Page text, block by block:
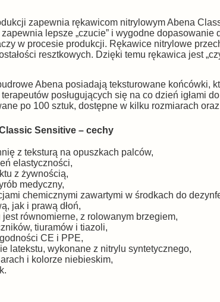
zapewnia rękawicom nitrylowym Abena
lepsze „czucie” i wygodne
w procesie produkcji. Rękawice nitrylowe
resztkowych. Dzięki temu rękawica jest
Abena posiadają teksturowane końcówki,
posługujących się na co dzień igłami
po 100 sztuk, dostępne w kilku rozmiarach
Sensitive – cechy
z teksturą na opuszkach palców,
elastyczności,
z żywnością,
medyczny,
chemicznymi zawartymi w środkach do
jak i prawą dłoń,
równomierne, z rolowanym brzegiem,
tiuramów i tiazoli,
CE i PPE,
latekstu, wykonane z nitrylu syntetycznego,
i kolorze niebieskim,